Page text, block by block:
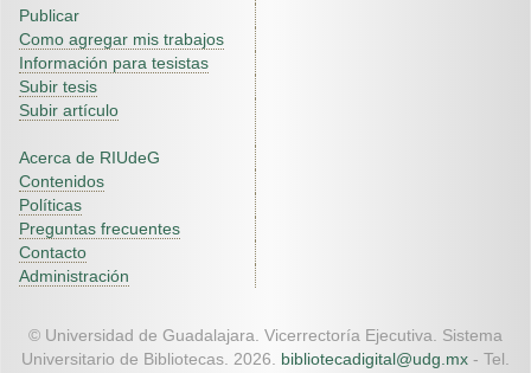
Publicar
Como agregar mis trabajos
Información para tesistas
Subir tesis
Subir artículo
Acerca de RIUdeG
Contenidos
Políticas
Preguntas frecuentes
Contacto
Administración
© Universidad de Guadalajara. Vicerrectoría Ejecutiva. Sistema
Universitario de Bibliotecas. 2026. bibliotecadigital@udg.mx - Tel.